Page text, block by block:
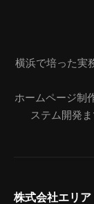
横浜で培った実
ホームページ制
ステム開発
株式会社エリア